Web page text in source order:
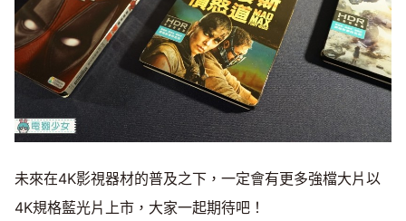
未來在4K影視器材的普及之下，一定會有更多強檔大片以
4K規格藍光片上市，大家一起期待吧！